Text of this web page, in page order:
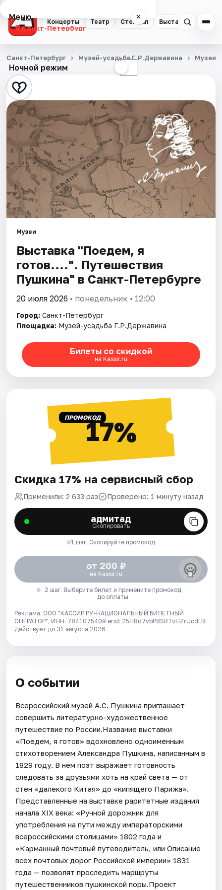
Концерты Театр Стендап Выставки
Меню ×
Санкт-Петербург
Концерты
Театр
Стендап
Выставки
Квесты
Экскурсии
Спорт
События
Города
Площадки
Артисты
Рейтинги
Ночной режим ☾
Санкт-Петербург Музей-усадьба Г.Р.Державина Музеи
Музеи
Выставка "Поедем, я
готов....". Путешествия
Пушкина" в Санкт-Петербурге
20 июля 2026 • понедельник • 12:00
Город: Санкт-Петербург
Площадка: Музей-усадьба Г.Р.Державина
Билеты со скидкой
на Kassir.ru
ПРОМОКОД17%
Скидка 17% на сервисный сбор
Применили: 2 633 раз Проверено: 1 минуту назад
адмитад
Скопировать
1 шаг. Скопируйте промокод
от 200 ₽
на Kassir.ru
2 шаг. Выберите билет и примените промокод
до оплаты
Реклама. ООО "КАССИР.РУ-НАЦИОНАЛЬНЫЙ БИЛЕТНЫЙ
ОПЕРАТОР", ИНН: 7841075409 erid: 25H8d7vbP8SRTvHZrUcdLB.
Действует до 31 августа 2026
О событии
Всероссийский музей А.С. Пушкина приглашает
совершить литературно-художественное
путешествие по России.Название выставки
«Поедем, я готов» вдохновлено одноименным
стихотворением Александра Пушкина, написанным в
1829 году. В нем поэт выражает готовность
следовать за друзьями хоть на край света — от
стен «далекого Китая» до «кипящего Парижа».
Представленные на выставке раритетные издания
начала XIX века: «Ручной дорожник для
употребления на пути между императорскими
всероссийскими столицами» 1802 года и
«Карманный почтовый путеводитель, или Описание
всех почтовых дорог Российской империи» 1831
года — позволят проследить маршруты
путешественников пушкинской поры.Проект